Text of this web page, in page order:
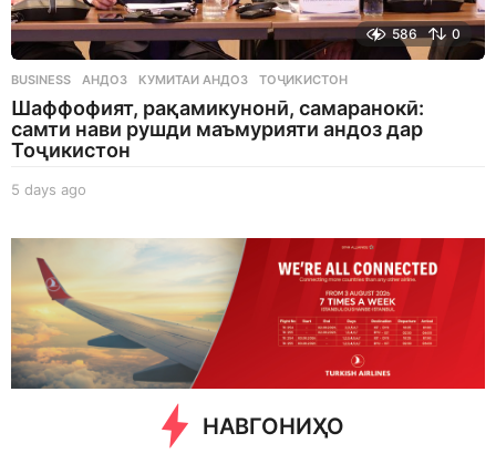
586 0
BUSINESS АНДОЗ ,КУМИТАИ АНДОЗ ,ТОҶИКИСТОН
Шаффофият, рақамикунонӣ, самаранокӣ:
самти нави рушди маъмурияти андоз дар
Тоҷикистон
5 days ago
g
o
НАВГОНИҲО